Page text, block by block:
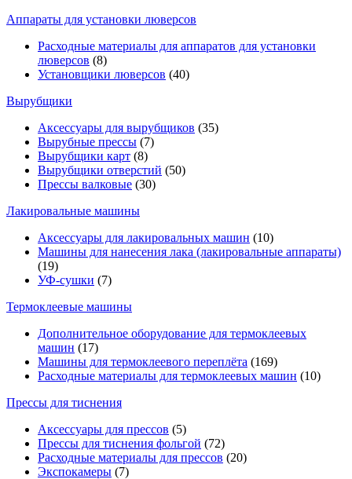
Аппараты для установки люверсов
Расходные материалы для аппаратов для установки
люверсов (8)
Установщики люверсов (40)
Вырубщики
Аксессуары для вырубщиков (35)
Вырубные прессы (7)
Вырубщики карт (8)
Вырубщики отверстий (50)
Прессы валковые (30)
Лакировальные машины
Аксессуары для лакировальных машин (10)
Машины для нанесения лака (лакировальные аппараты)
(19)
УФ-сушки (7)
Термоклеевые машины
Дополнительное оборудование для термоклеевых
машин (17)
Машины для термоклеевого переплёта (169)
Расходные материалы для термоклеевых машин (10)
Прессы для тиснения
Аксессуары для прессов (5)
Прессы для тиснения фольгой (72)
Расходные материалы для прессов (20)
Экспокамеры (7)